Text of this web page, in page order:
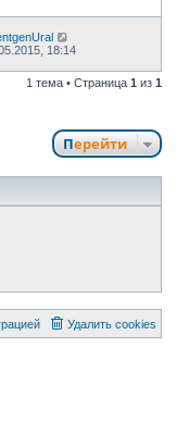
18:14
1 тема • Страница 1 из 1
Перейти
Удалить cookies